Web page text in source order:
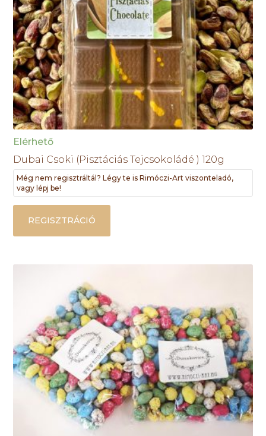
Elérhető
Dubai Csoki (Pisztáciás Tejcsokoládé ) 120g
Még nem regisztráltál? Légy te is Rimóczi-Art viszonteladó,
vagy lépj be!
REGISZTRÁCIÓ